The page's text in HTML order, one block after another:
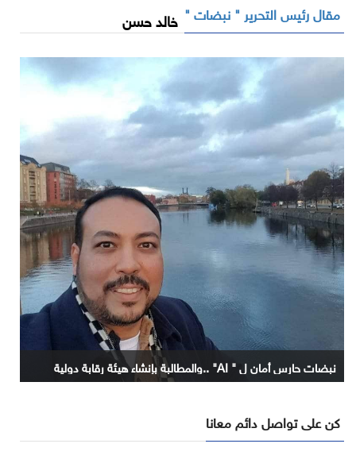
مقال رئيس التحرير " نبضات " خالد حسن
نبضات حارس أمان ل " AI" ..والمطالبة بإنشاء هيئة رقابة دولية
كن على تواصل دائم معانا